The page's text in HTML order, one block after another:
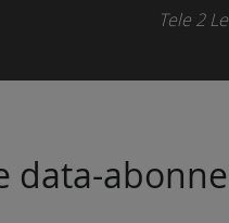
Tele 2
data-